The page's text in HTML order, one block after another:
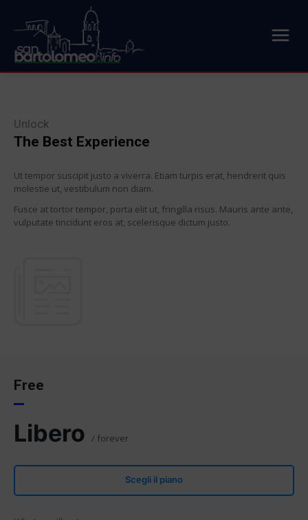
Unlock
The Best Experience
Ut tempor suscipit justo a viverra. Etiam turpis erat, hendrerit quis
molestie ut, vestibulum non diam.
Fusce at tortor tempor, porta elit ut, fringilla risus. Mauris ante ante,
vulputate tincidunt eros at, scelerisque dictum justo.
Free
Libero / forever
Scegli il piano